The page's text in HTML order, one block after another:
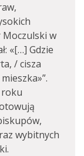
Moczulski w
«[…] Gdzie
/ cisza
roku
wybitnych